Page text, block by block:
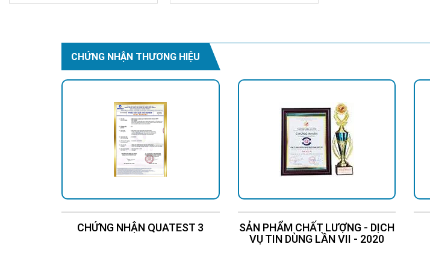
CHỨNG NHẬN THƯƠNG HIỆU
CHỨNG NHẬN QUATEST 3
SẢN PHẨM CHẤT LƯỢNG - DỊCH
VỤ TIN DÙNG LẦN VII - 2020